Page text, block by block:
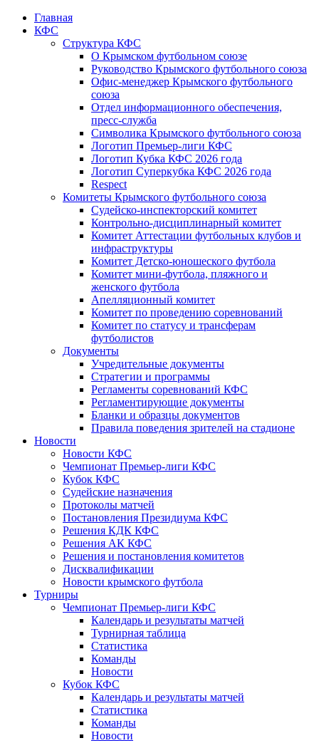
Главная
КФС
Структура КФС
О Крымском футбольном союзе
Руководство Крымского футбольного союза
Офис-менеджер Крымского футбольного
союза
Отдел информационного обеспечения,
пресс-служба
Символика Крымского футбольного союза
Логотип Премьер-лиги КФС
Логотип Кубка КФС 2026 года
Логотип Суперкубка КФС 2026 года
Respect
Комитеты Крымского футбольного союза
Судейско-инспекторский комитет
Контрольно-дисциплинарный комитет
Комитет Аттестации футбольных клубов и
инфраструктуры
Комитет Детско-юношеского футбола
Комитет мини-футбола, пляжного и
женского футбола
Апелляционный комитет
Комитет по проведению соревнований
Комитет по статусу и трансферам
футболистов
Документы
Учредительные документы
Стратегии и программы
Регламенты соревнований КФС
Регламентирующие документы
Бланки и образцы документов
Правила поведения зрителей на стадионе
Новости
Новости КФС
Чемпионат Премьер-лиги КФС
Кубок КФС
Судейские назначения
Протоколы матчей
Постановления Президиума КФС
Решения КДК КФС
Решения АК КФС
Решения и постановления комитетов
Дисквалификации
Новости крымского футбола
Турниры
Чемпионат Премьер-лиги КФС
Календарь и результаты матчей
Турнирная таблица
Статистика
Команды
Новости
Кубок КФС
Календарь и результаты матчей
Статистика
Команды
Новости